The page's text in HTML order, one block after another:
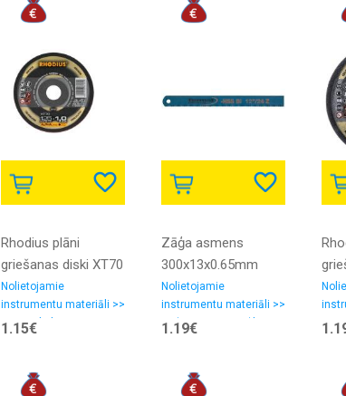
Rhodius plāni
griešanas diski XT70
125x1.0-1.5x22.23
Nolietojamie
instrumentu materiāli >>
Griezējdiski
1.15€
Zāģa asmens
300x13x0.65mm
HSS Z24 FORMAT
Nolietojamie
instrumentu materiāli >>
Zāģu asmeņi, zāģlentas
1.19€